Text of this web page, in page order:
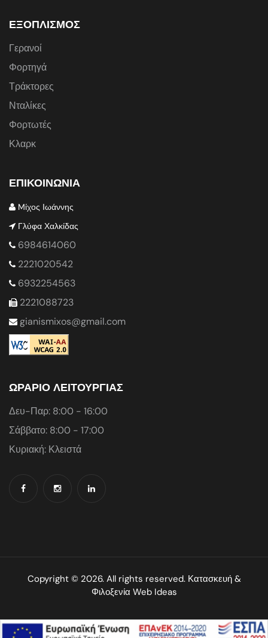
ΕΞΟΠΛΙΣΜΟΣ
Γερανοί
Φορτηγά
Τράκτορες
Νταλίκες
Φορτωτές
Κλαρκ
ΕΠΙΚΟΙΝΩΝΙΑ
Mίχος Ιωάννης
Γλύφα Χαλκίδας
6984614060
2221020542
6932254563
2221088723
gianismixos@gmail.com
ΩΡΑΡΙΟ ΛΕΙΤΟΥΡΓΙΑΣ
Δευ-Παρ: 8:00 - 16:00
Σάββατο: 8:00 - 17:00
Κυριακή: Κλειστά
Copyright © 2026. All rights reserved. Κατασκευή &
Φιλοξενία Web Ideas